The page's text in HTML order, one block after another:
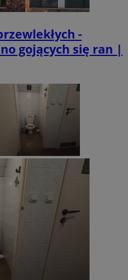
-
gojących się ran |